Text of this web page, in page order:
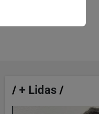
/+ Lidas /